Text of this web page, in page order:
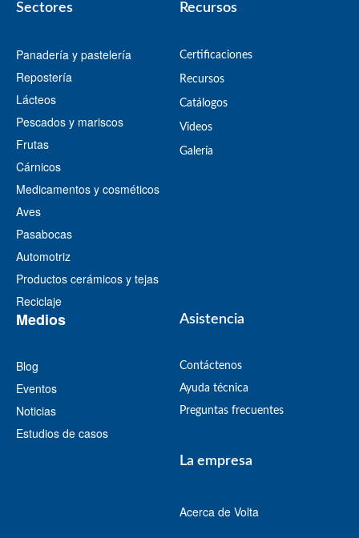
Sectores
Panadería y pastelería
Repostería
Lácteos
Pescados y mariscos
Frutas
Cárnicos
Medicamentos y cosméticos
Aves
Pasabocas
Automotriz
Productos cerámicos y tejas
Reciclaje
Recursos
Certificaciones
Recursos
​Catálogos​
Videos
​Galería
Medios
Blog
Eventos
Noticias
Estudios de casos
Asistencia
Contáctenos
Ayuda técnica
Preguntas frecuentes
La empresa
Acerca de Volta